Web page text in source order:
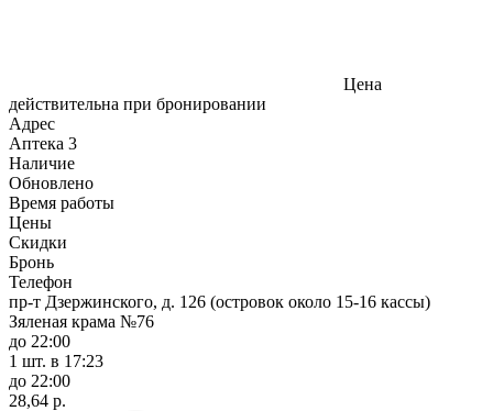
Цена
действительна при бронировании
Адрес
Аптека 3
Наличие
Обновлено
Время работы
Цены
Скидки
Бронь
Телефон
пр-т Дзержинского, д. 126 (островок около 15-16 кассы)
Зяленая крама №76
до 22:00
1 шт. в 17:23
до 22:00
28,64 р.